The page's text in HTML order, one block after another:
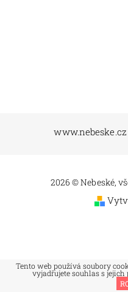
www.nebeske.cz
2026 © Nebeské,
Tento web používá soubory
vyjadřujete souhlas s